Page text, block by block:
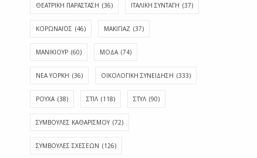
ΘΕΑΤΡΙΚΗ ΠΑΡΑΣΤΑΣΗ (36) ΙΤΑΛΙΚΗ ΣΥΝΤΑΓΗ (37)
ΚΟΡΩΝΑΪΟΣ (46) ΜΑΚΙΓΙΑΖ (37)
ΜΑΝΙΚΙΟΥΡ (60) ΜΟΔΑ (74)
ΝΕΑ ΥΟΡΚΗ (36) ΟΙΚΟΛΟΓΙΚΗ ΣΥΝΕΙΔΗΣΗ (333)
ΡΟΥΧΑ (38) ΣΤΙΛ (118) ΣΤΥΛ (90)
ΣΥΜΒΟΥΛΕΣ ΚΑΘΑΡΙΣΜΟΥ (72)
ΣΥΜΒΟΥΛΕΣ ΣΧΕΣΕΩΝ (126)